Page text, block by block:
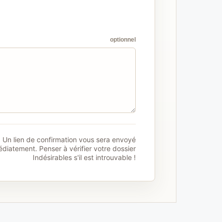
optionnel
Un lien de confirmation vous sera envoyé
Penser à vérifier votre dossier
Indésirables s'il est introuvable !